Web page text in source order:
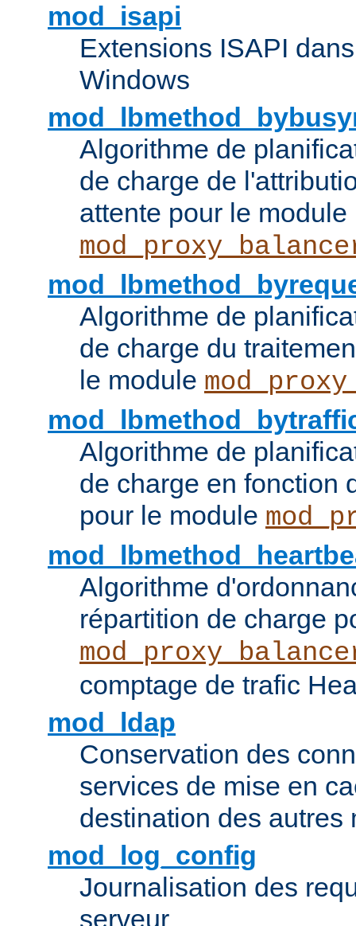
mod_isapi
Extensions ISAPI
Windows
Algorithme de
de charge de
attente pour le module
Algorithme de
de charge du
le module
Algorithme de
de charge en fonction
pour le module
Algorithme
répartition de charge
comptage de trafic
mod_ldap
Conservation des
services de mise en
destination des autres
mod_log_config
Journalisation des
serveur